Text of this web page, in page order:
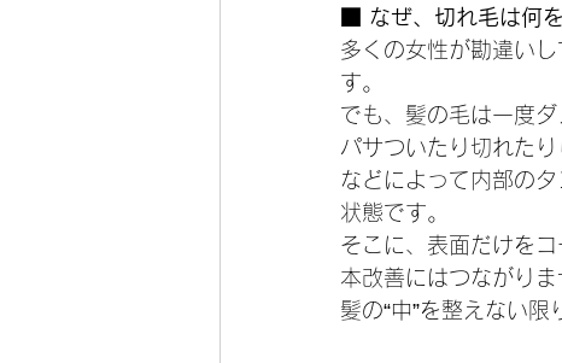
■ なぜ、切れ毛は何
多くの女性が勘違い
す。
でも、髪の毛は一度
パサついたり切れた
などによって内部の
状態です。
そこに、表面だけを
本改善にはつながりま
髪の“中”を整えない